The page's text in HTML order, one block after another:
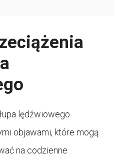
lędźwiowego
objawami, które mogą
na codzienne